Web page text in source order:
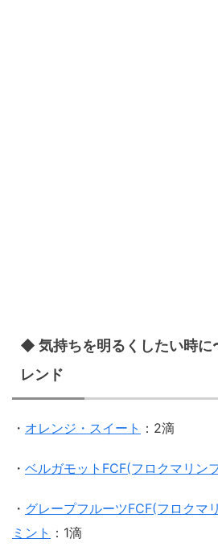
◆ 気持ちを明るくしたい時に
レンド
・ オレンジ・スイート ：2滴
・ ベルガモットFCF(フロクマリン
・ グレープフルーツFCF(フロクマ
ミント ：1滴